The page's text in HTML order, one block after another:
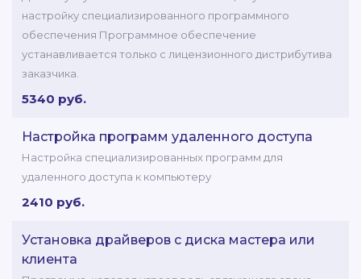
настройку специализированного программного
обеспечения Программное обеспечение
устанавливается только с лицензионного дистрибутива
заказчика.
5340 руб.
Настройка программ удаленного доступа
Настройка специализированных программ для
удаленного доступа к компьютеру
2410 руб.
Установка драйверов с диска мастера или
клиента